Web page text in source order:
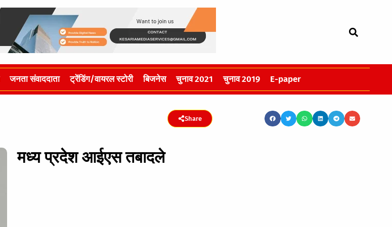
जनता संवाददाता ट्रेंडिंग/वायरल स्टोरी बिजनेस चुनाव 2021 चुनाव 2019 E-paper
Share
मध्य प्रदेश आईएस तबादले